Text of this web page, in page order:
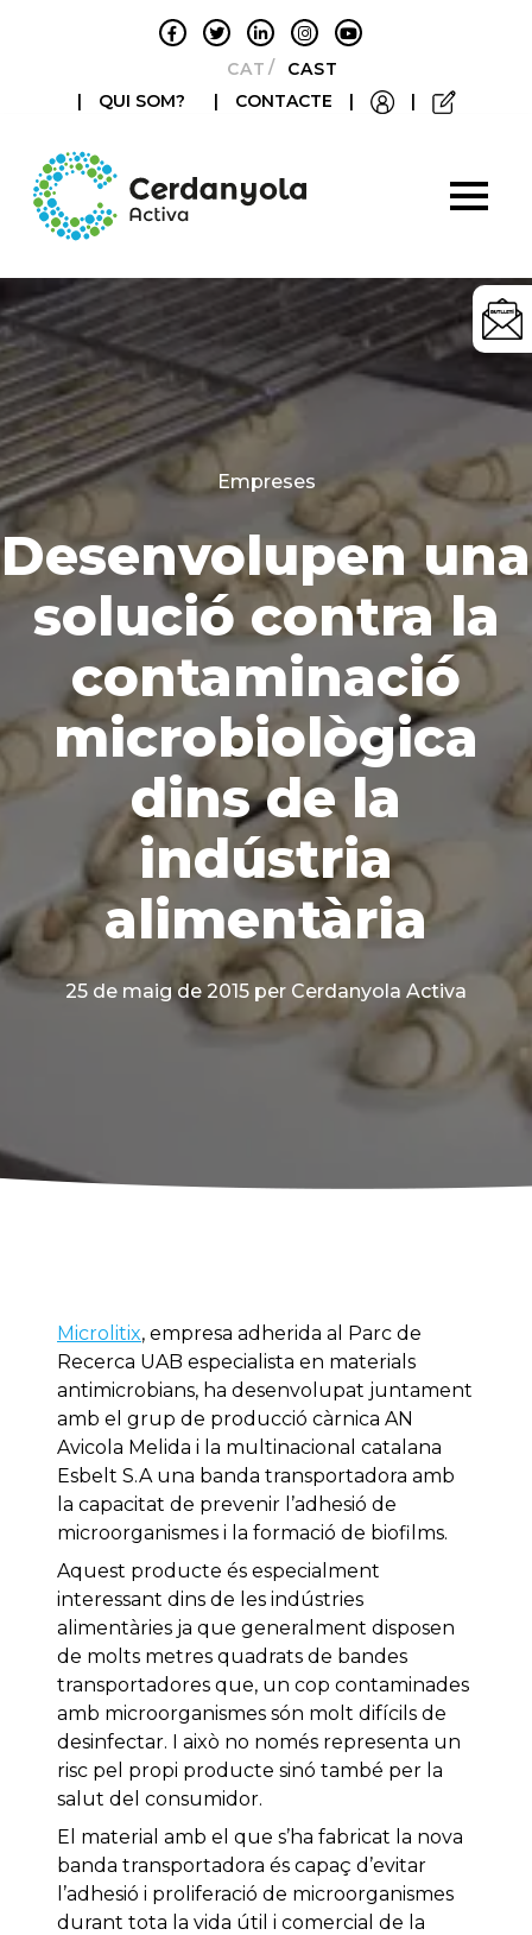
CATALÀCASTELLANO
|
QUI SOM? | CONTACTE | |
Categories
Empreses
Desenvolupen una
solució contra la
contaminació
microbiològica
dins de la
indústria
alimentària
25 de maig de 2015 per Cerdanyola Activa
Microlitix, empresa adherida al Parc de
Recerca UAB especialista en materials
antimicrobians, ha desenvolupat juntament
amb el grup de producció càrnica AN
Avicola Melida i la multinacional catalana
Esbelt S.A una banda transportadora amb
la capacitat de prevenir l’adhesió de
microorganismes i la formació de biofilms.
Aquest producte és especialment
interessant dins de les indústries
alimentàries ja que generalment disposen
de molts metres quadrats de bandes
transportadores que, un cop contaminades
amb microorganismes són molt difícils de
desinfectar. I això no només representa un
risc pel propi producte sinó també per la
salut del consumidor.
El material amb el que s’ha fabricat la nova
banda transportadora és capaç d’evitar
l’adhesió i proliferació de microorganismes
durant tota la vida útil i comercial de la